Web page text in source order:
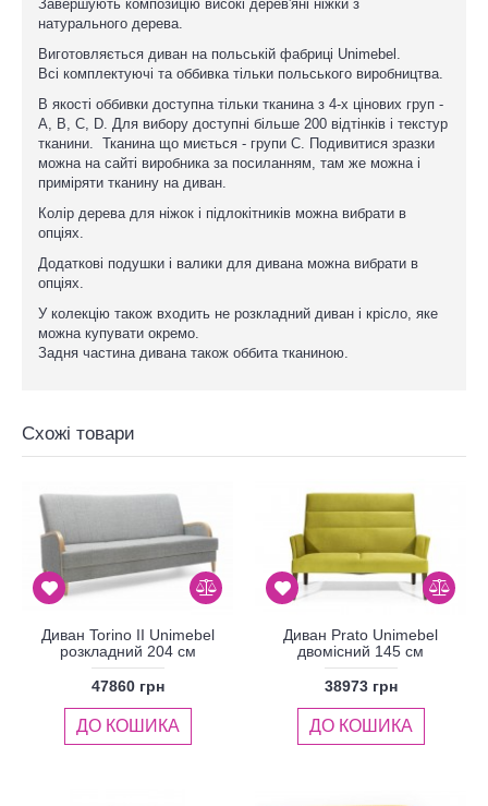
Завершують композицію високі дерев'яні ніжки з
натурального дерева.
Виготовляється диван на польській фабриці Unimebel.
Всі комплектуючі та оббивка тільки польського виробництва.
В якості оббивки доступна тільки тканина з 4-х цінових груп -
A, B, C, D. Для вибору доступні більше 200 відтінків і текстур
тканини. Тканина що миється - групи С. Подивитися зразки
можна на сайті виробника за посиланням, там же можна і
приміряти тканину на диван.
Колір дерева для ніжок і підлокітників можна вибрати в
опціях.
Додаткові подушки і валики для дивана можна вибрати в
опціях.
У колекцію також входить не розкладний диван і крісло, яке
можна купувати окремо.
Задня частина дивана також оббита тканиною.
Схожі товари
Диван Torino II Unimebel
розкладний 204 см
47860 грн
ДО КОШИКА
Диван Prato Unimebel
двомісний 145 см
38973 грн
ДО КОШИКА